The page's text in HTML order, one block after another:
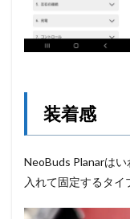
装着感
NeoBuds Planarは
入れて固定するタイ